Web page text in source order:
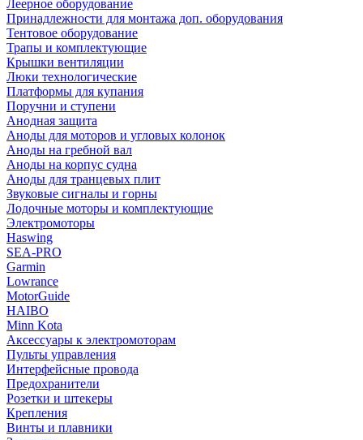
Леерное оборудование
Принадлежности для монтажа доп. оборудования
Тентовое оборудование
Трапы и комплектующие
Крышки вентиляции
Люки технологические
Платформы для купания
Поручни и ступени
Анодная защита
Аноды для моторов и угловых колонок
Аноды на гребной вал
Аноды на корпус судна
Аноды для транцевых плит
Звуковые сигналы и горны
Лодочные моторы и комплектующие
Электромоторы
Haswing
SEA-PRO
Garmin
Lowrance
MotorGuide
HAIBO
Minn Kota
Аксессуары к электромоторам
Пульты управления
Интерфейсные провода
Предохранители
Розетки и штекеры
Крепления
Винты и плавники